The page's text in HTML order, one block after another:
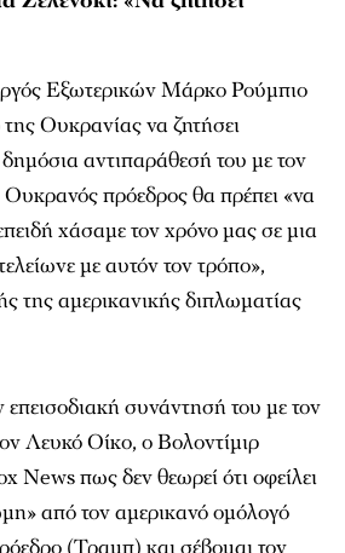
Εξωτερικών Μάρκο Ρούμπιο
Ουκρανίας να ζητήσει
αντιπαράθεσή του με τον
πρόεδρος θα πρέπει «να
χάσαμε τον χρόνο μας σε μια
με αυτόν τον τρόπο»,
της αμερικανικής διπλωματίας
επεισοδιακή συνάντησή του με τον
Λευκό Οίκο, ο Βολοντίμιρ
News πως δεν θεωρεί ότι οφείλει
από τον αμερικανό ομόλογό